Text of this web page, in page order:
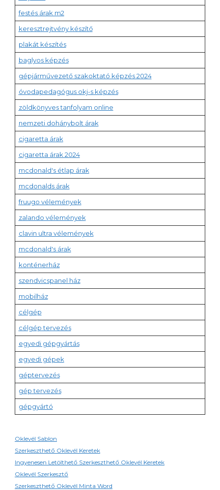
festés árak m2
keresztrejtvény készítő
plakát készítés
baglyos képzés
gépjárművezető szakoktató képzés 2024
óvodapedagógus okj-s képzés
zöldkönyves tanfolyam online
nemzeti dohánybolt árak
cigaretta árak
cigaretta árak 2024
mcdonald's étlap árak
mcdonalds árak
fruugo vélemények
zalando vélemények
clavin ultra vélemények
mcdonald's árak
konténerház
szendvicspanel ház
mobilház
célgép
célgép tervezés
egyedi gépgyártás
egyedi gépek
géptervezés
gép tervezés
gépgyártó
Oklevél Sablon
Szerkeszthető Oklevél Keretek
Ingyenesen Letölthető Szerkeszthető Oklevél Keretek
Oklevél Szerkesztő
Szerkeszthető Oklevél Minta Word